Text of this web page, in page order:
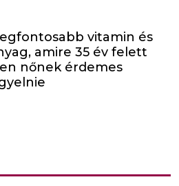
vitamin és
amire 35 év felett
nőnek érdemes